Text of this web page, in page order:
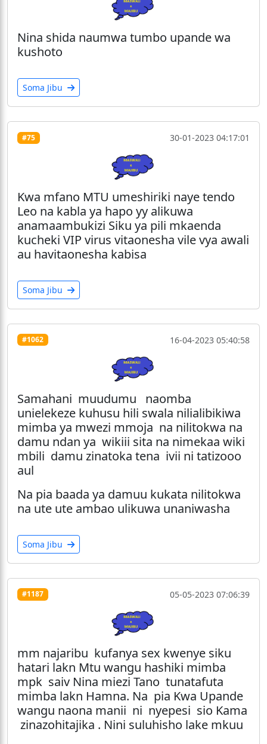
Nina shida naumwa tumbo upande wa
kushoto
Soma Jibu
#75 30-01-2023 04:17:01
Kwa mfano MTU umeshiriki naye tendo
Leo na kabla ya hapo yy alikuwa
anamaambukizi Siku ya pili mkaenda
kucheki VIP virus vitaonesha vile vya awali
au havitaonesha kabisa
Soma Jibu
#1062 16-04-2023 05:40:58
Samahani muudumu naomba
unielekeze kuhusu hili swala nilialibikiwa
mimba ya mwezi mmoja na nilitokwa na
damu ndan ya wikiii sita na nimekaa wiki
mbili damu zinatoka tena ivii ni tatizooo
aul
Na pia baada ya damuu kukata nilitokwa
na ute ute ambao ulikuwa unaniwasha
Soma Jibu
#1187 05-05-2023 07:06:39
mm najaribu kufanya sex kwenye siku
hatari lakn Mtu wangu hashiki mimba
mpk saiv Nina miezi Tano tunatafuta
mimba lakn Hamna. Na pia Kwa Upande
wangu naona manii ni nyepesi sio Kama
zinazohitajika . Nini suluhisho lake mkuu